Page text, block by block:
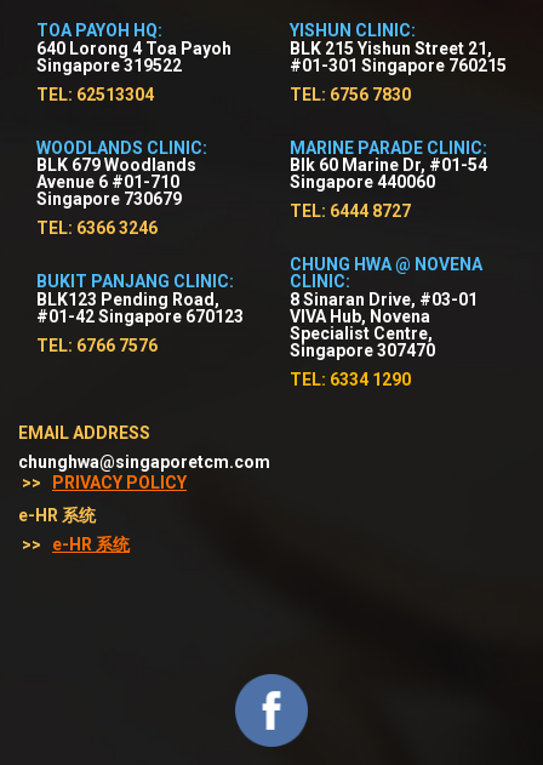
TOA PAYOH HQ:
640 Lorong 4 Toa Payoh
Singapore 319522
TEL: 62513304
WOODLANDS CLINIC:
BLK 679 Woodlands
Avenue 6 #01-710
Singapore 730679
TEL: 6366 3246
BUKIT PANJANG CLINIC:
BLK123 Pending Road,
#01-42 Singapore 670123
TEL: 6766 7576
YISHUN CLINIC:
BLK 215 Yishun Street 21,
#01-301 Singapore 760215
TEL: 6756 7830
MARINE PARADE CLINIC:
Blk 60 Marine Dr, #01-54
Singapore 440060
TEL: 6444 8727
CHUNG HWA @ NOVENA
CLINIC:
8 Sinaran Drive, #03-01
VIVA Hub, Novena
Specialist Centre,
Singapore 307470
TEL: 6334 1290
EMAIL ADDRESS
chunghwa@singaporetcm.com
>>
PRIVACY POLICY
e-HR 系统
>>
e-HR 系统